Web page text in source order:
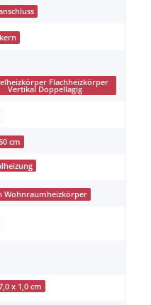
Flachheizkörper
Vertikal Doppellagig
cm
Wohnraumheizkörper
x 1,0 cm